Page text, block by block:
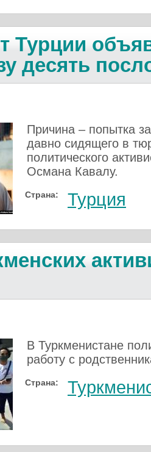
Турции
десять
Причина – попытка
давно сидящего в
политического
Османа Кавалу.
Страна: Турция
В Туркменистане
работу с
Страна: